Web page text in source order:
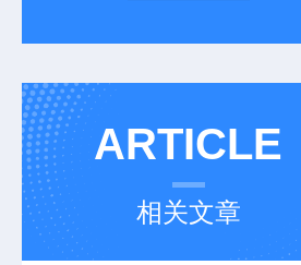
ARTICLE
相关文章